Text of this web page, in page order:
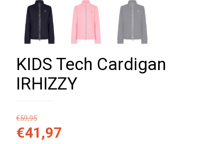
KIDS Tech Cardigan
IRHIZZY
€59,95
€41,97